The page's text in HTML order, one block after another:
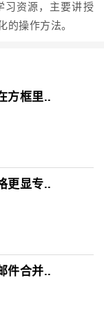
习资源，主要讲授
的操作方法。
方框里..
更显专..
件合并..